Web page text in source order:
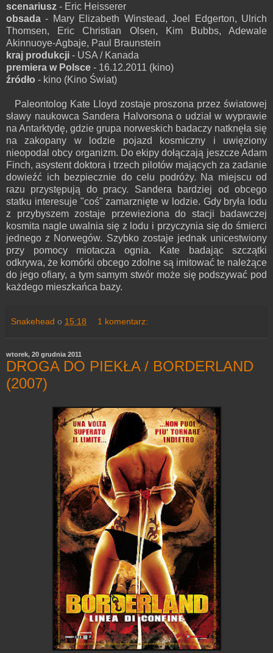
scenariusz - Eric Heisserer
obsada - Mary Elizabeth Winstead, Joel Edgerton, Ulrich
Thomsen, Eric Christian Olsen, Kim Bubbs, Adewale
Akinnuoye-Agbaje, Paul Braunstein
kraj produkcji - USA / Kanada
premiera w Polsce - 16.12.2011 (kino)
źródło - kino (Kino Świat)
Paleontolog Kate Lloyd zostaje proszona przez światowej
sławy naukowca Sandera Halvorsona o udział w wyprawie
na Antarktydę, gdzie grupa norweskich badaczy natknęła się
na zakopany w lodzie pojazd kosmiczny i uwięziony
nieopodal obcy organizm. Do ekipy dołączają jeszcze Adam
Finch, asystent doktora i trzech pilotów mających za zadanie
dowieźć ich bezpiecznie do celu podróży. Na miejscu od
razu przystępują do pracy. Sandera bardziej od obcego
statku interesuje "coś" zamarznięte w lodzie. Gdy bryła lodu
z przybyszem zostaje przewieziona do stacji badawczej
kosmita nagle uwalnia się z lodu i przyczynia się do śmierci
jednego z Norwegów. Szybko zostaje jednak unicestwiony
przy pomocy miotacza ognia. Kate badając szczątki
odkrywa, że komórki obcego zdolne są imitować te należące
do jego ofiary, a tym samym stwór może się podszywać pod
każdego mieszkańca bazy.
Snakehead o 15:18 1 komentarz:
wtorek, 20 grudnia 2011
DROGA DO PIEKŁA / BORDERLAND
(2007)